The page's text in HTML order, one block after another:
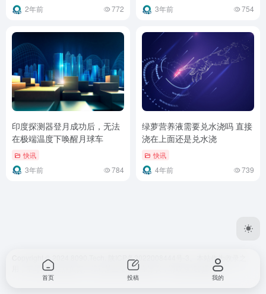
2年前 772 3年前 754
印度探测器登月成功后，无法
在极端温度下唤醒月球车
快讯
3年前 784
绿萝营养液需要兑水浇吗 直接
浇在上面还是兑水浇
快讯
4年前 739
Copyright © 2024 8090.Tech. 陕ICP备2022008444号-3
。本站作为收录之
用，不对任何站点负责。若对某些站点存在异议，请联系我们删除。
首页 投稿 我的